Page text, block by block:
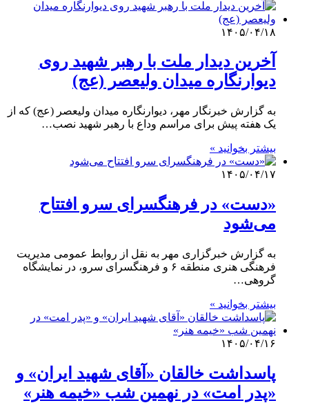
۱۴۰۵/۰۴/۱۸
آخرین دیدار ملت با رهبر شهید روی
دیوارنگاره میدان ولیعصر (عج)
به گزارش خبرنگار مهر، دیوارنگاره میدان ولیعصر (عج) که از
یک هفته پیش برای مراسم وداع با رهبر شهید نصب…
بیشتر بخوانید »
۱۴۰۵/۰۴/۱۷
«دست» در فرهنگسرای سرو افتتاح
می‌شود
به گزارش خبرگزاری مهر به نقل از روابط عمومی مدیریت
فرهنگی هنری منطقه ۶ و فرهنگسرای سرو، در نمایشگاه
گروهی…
بیشتر بخوانید »
۱۴۰۵/۰۴/۱۶
پاسداشت خالقان «آقای شهید ایران» و
«پدر امت» در نهمین شب «خیمه هنر»